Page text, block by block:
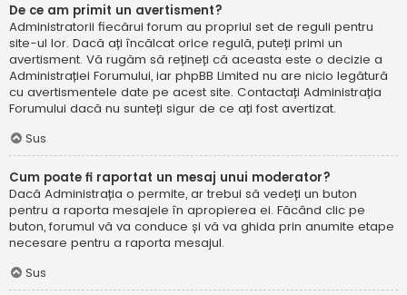
De ce am primit un avertisment?
Administratorii fiecărui forum au propriul set de reguli pentru
site-ul lor. Dacă ați încălcat orice regulă, puteți primi un
avertisment. Vă rugăm să rețineți că aceasta este o decizie a
Administrației Forumului, iar phpBB Limited nu are nicio legătură
cu avertismentele date pe acest site. Contactați Administrația
Forumului dacă nu sunteți sigur de ce ați fost avertizat.
Sus
Cum poate fi raportat un mesaj unui moderator?
Dacă Administrația o permite, ar trebui să vedeți un buton
pentru a raporta mesajele în apropierea ei. Făcând clic pe
buton, forumul vă va conduce și vă va ghida prin anumite etape
necesare pentru a raporta mesajul.
Sus